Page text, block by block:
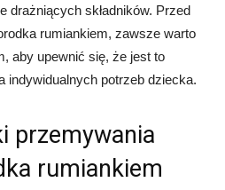
drażniących składników. Przed
rumiankiem, zawsze warto
aby upewnić się, że jest to
indywidualnych potrzeb dziecka.
przemywania
rumiankiem